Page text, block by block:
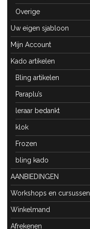
Overige
Uw eigen sjabloon
Mijn Account
Kado artikelen
Bling artikelen
Paraplu’s
leraar bedankt
klok
Frozen
bling kado
AANBIEDINGEN
Workshops en cursussen
Winkelmand
Afrekenen